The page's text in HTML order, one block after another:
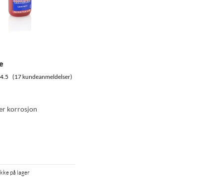
4.5 (17 kundeanmeldelser)
korrosjon
på lager